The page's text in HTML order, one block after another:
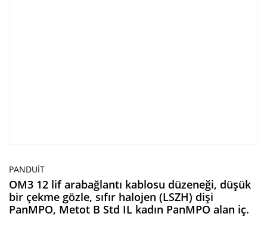
PANDUIT
OM3 12 lif arabağlantı kablosu düzeneği, düşük
bir çekme gözle, sıfır halojen (LSZH) dişi
PanMPO, Metot B Std IL kadın PanMPO alan iç.